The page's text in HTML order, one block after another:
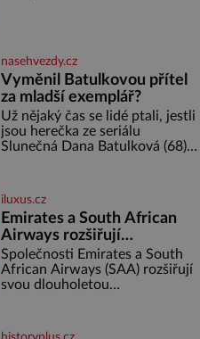
potřebujete: ✿ 1/4 ledového
nebo jiného salátu (římský salát,
polníček…) ✿ 1 malá konzerva
kukuřice ✿ ½ okurky ✿ 2
rajčata Zálivka: ✿ 4 lžíce
olivového oleje ✿ 1 lžíci
citronové šťávy ✿ ½ stroužku
nasehvezdy.cz
Vyměnil Batulkovou přítel
za mladší exemplář?
Už nějaký čas se lidé ptali, jestli
jsou herečka ze seriálu
Slunečná Dana Batulková (68) a
od sebe přítele od samého
začátku odhán
iluxus.cz
Emirates a South African
Airways rozšiřují
partnerství. Cestujícím
nově zpřístupní dalších
devět destinací v jižní a
Společnosti Emirates a South
African Airways (SAA) rozšiřují
svou dlouholetou
cestujícím devět dalších